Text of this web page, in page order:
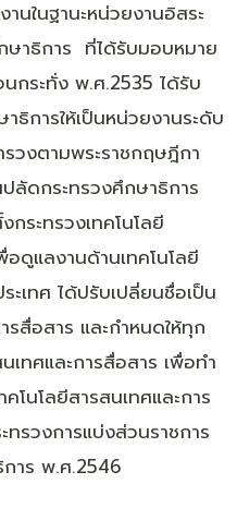
นในฐานะหน่วยงานอิสระ
ษาธิการ ที่ได้รับมอบหมาย
กระทั่ง พ.ศ.2535 ได้รับ
ธิการให้เป็นหน่วยงานระดับ
วงตามพระราชกฤษฎีกา
ลัดกระทรวงศึกษาธิการ
ระทรวงเทคโนโลยี
อดูแลงานด้านเทคโนโลยี
ะเทศ ได้ปรับเปลี่ยนชื่อเป็น
รสื่อสาร และกำหนดให้ทุก
เทศและการสื่อสาร เพื่อทำ
โนโลยีสารสนเทศและการ
รวงการแบ่งส่วนราชการ
าร พ.ศ.2546